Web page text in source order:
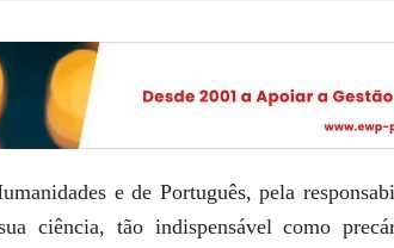
e de Português, pela
ciência, tão indispensável como